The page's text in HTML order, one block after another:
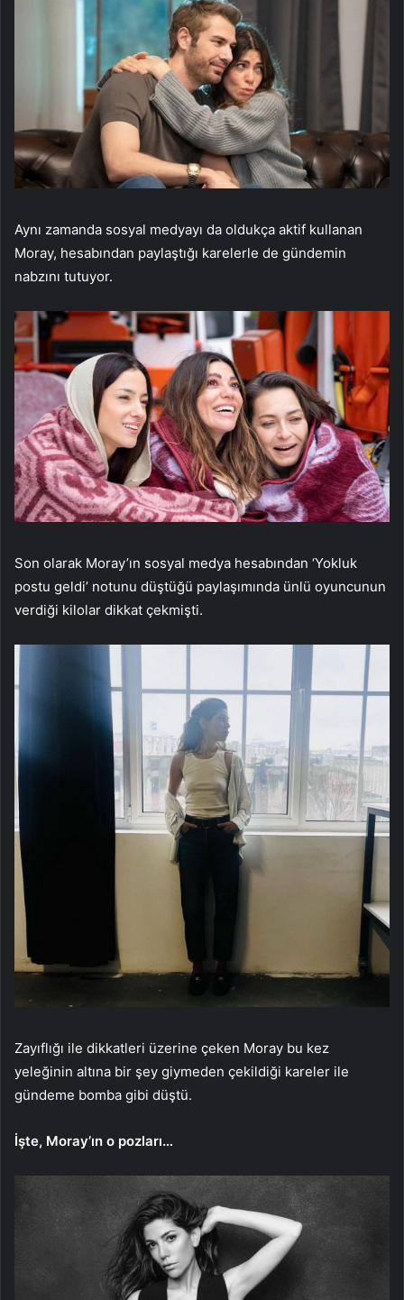
Aynı zamanda sosyal medyayı da oldukça aktif kullanan
Moray, hesabından paylaştığı karelerle de gündemin
nabzını tutuyor.
Son olarak Moray’ın sosyal medya hesabından ‘Yokluk
postu geldi’ notunu düştüğü paylaşımında ünlü oyuncunun
verdiği kilolar dikkat çekmişti.
Zayıflığı ile dikkatleri üzerine çeken Moray bu kez
yeleğinin altına bir şey giymeden çekildiği kareler ile
gündeme bomba gibi düştü.
İşte, Moray’ın o pozları…